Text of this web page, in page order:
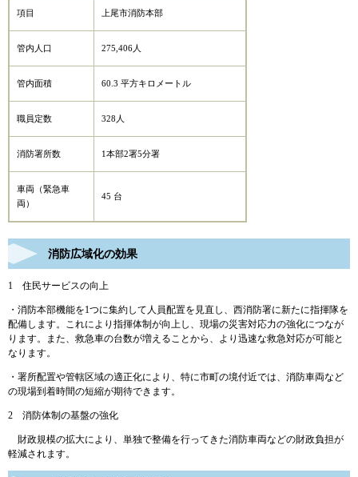
項目 上尾市消防本部
管内人口 275,406人
管内面積 60.3 平方キロメートル
職員定数 328人
消防署所数 1本部2署5分署
車両（緊急車
両）
45 台
消防広域化の効果
1 住民サービスの向上
・消防本部機能を1つに集約して人員配置を見直し、西消防署に新たに指揮隊を
配備します。これにより指揮体制が向上し、現場の災害対応力の強化につなが
ります。また、救急車の台数が増えることから、より迅速な救急対応が可能と
なります。
・署所配置や管轄区域の適正化により、特に市町の境付近では、消防車両など
の現場到着時間の短縮が期待できます。
2 消防体制の基盤の強化
財政規模の拡大により、単独で整備を行ってきた消防車両などの財政負担が
軽減されます。